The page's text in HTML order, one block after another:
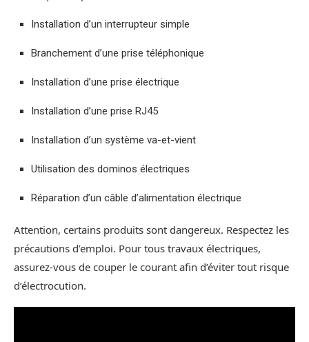
Installation d’un interrupteur simple
Branchement d’une prise téléphonique
Installation d’une prise électrique
Installation d’une prise RJ45
Installation d’un système va-et-vient
Utilisation des dominos électriques
Réparation d’un câble d’alimentation électrique
Attention, certains produits sont dangereux. Respectez les
précautions d’emploi. Pour tous travaux électriques,
assurez-vous de couper le courant afin d’éviter tout risque
d’électrocution.